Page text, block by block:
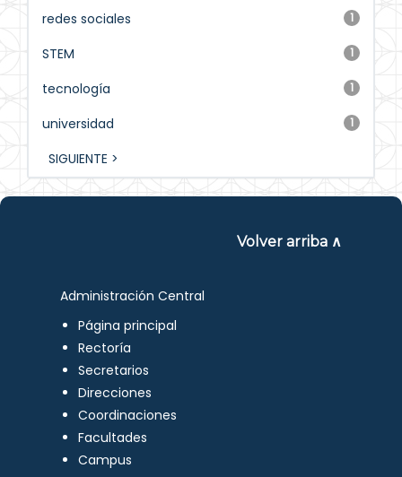
1
redes sociales
1
STEM
1
tecnología
1
universidad
SIGUIENTE >
Volver arriba ∧
Administración Central
Página principal
Rectoría
Secretarios
Direcciones
Coordinaciones
Facultades
Campus